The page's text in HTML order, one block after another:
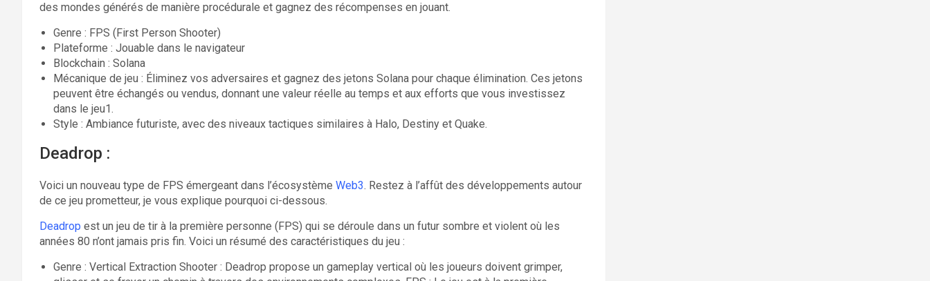
des mondes générés de manière procédurale et gagnez des récompenses en jouant.
Genre : FPS (First Person Shooter)
Plateforme : Jouable dans le navigateur
Blockchain : Solana
Mécanique de jeu : Éliminez vos adversaires et gagnez des jetons Solana pour chaque élimination. Ces jetons
peuvent être échangés ou vendus, donnant une valeur réelle au temps et aux efforts que vous investissez
dans le jeu1.
Style : Ambiance futuriste, avec des niveaux tactiques similaires à Halo, Destiny et Quake.
Deadrop :
Voici un nouveau type de FPS émergeant dans l’écosystème Web3. Restez à l’affût des développements autour
de ce jeu prometteur, je vous explique pourquoi ci-dessous.
Deadrop est un jeu de tir à la première personne (FPS) qui se déroule dans un futur sombre et violent où les
années 80 n’ont jamais pris fin. Voici un résumé des caractéristiques du jeu :
Genre : Vertical Extraction Shooter : Deadrop propose un gameplay vertical où les joueurs doivent grimper,